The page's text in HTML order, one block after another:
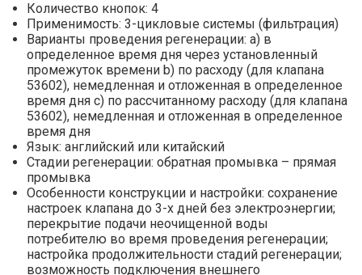
Количество кнопок: 4
Применимость: 3-цикловые системы (фильтрация)
Варианты проведения регенерации: а) в
определенное время дня через установленный
промежуток времени b) по расходу (для клапана
53602), немедленная и отложенная в определенное
время дня с) по рассчитанному расходу (для клапана
53602), немедленная и отложенная в определенное
время дня
Язык: английский или китайский
Стадии регенерации: обратная промывка – прямая
промывка
Особенности конструкции и настройки: сохранение
настроек клапана до 3-х дней без электроэнергии;
перекрытие подачи неочищенной воды
потребителю во время проведения регенерации;
настройка продолжительности стадий регенерации;
возможность подключения внешнего